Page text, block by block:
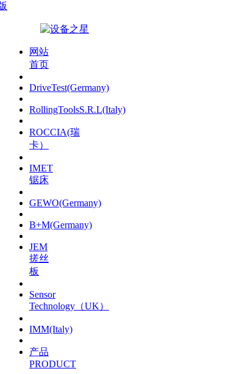
网站
首页
DriveTest(Germany)
RollingToolsS.R.L(Italy)
ROCCIA(瑞
卡）
IMET
锯床
GEWO(Germany)
B+M(Germany)
JEM
搓丝
板
Sensor
Technology（UK）
IMM(Italy)
产品
PRODUCT